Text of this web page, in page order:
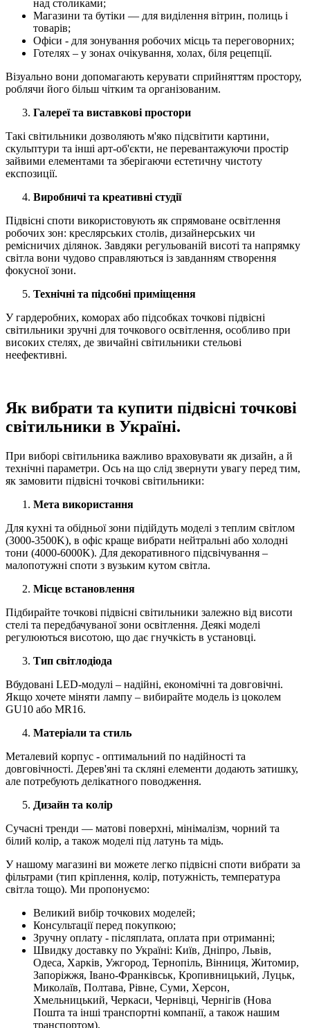
над столиками;
Магазини та бутіки — для виділення вітрин, полиць і
товарів;
Офіси - для зонування робочих місць та переговорних;
Готелях – у зонах очікування, холах, біля рецепції.
Візуально вони допомагають керувати сприйняттям простору,
роблячи його більш чітким та організованим.
Галереї та виставкові простори
Такі світильники дозволяють м'яко підсвітити картини,
скульптури та інші арт-об'єкти, не перевантажуючи простір
зайвими елементами та зберігаючи естетичну чистоту
експозиції.
Виробничі та креативні студії
Підвісні споти використовують як спрямоване освітлення
робочих зон: креслярських столів, дизайнерських чи
ремісничих ділянок. Завдяки регульованій висоті та напрямку
світла вони чудово справляються із завданням створення
фокусної зони.
Технічні та підсобні приміщення
У гардеробних, коморах або підсобках точкові підвісні
світильники зручні для точкового освітлення, особливо при
високих стелях, де звичайні світильники стельові
неефективні.
Як вибрати та купити підвісні точкові
світильники в Україні.
При виборі світильника важливо враховувати як дизайн, а й
технічні параметри. Ось на що слід звернути увагу перед тим,
як замовити підвісні точкові світильники:
Мета використання
Для кухні та обідньої зони підійдуть моделі з теплим світлом
(3000-3500K), в офіс краще вибрати нейтральні або холодні
тони (4000-6000K). Для декоративного підсвічування –
малопотужні споти з вузьким кутом світла.
Місце встановлення
Підбирайте точкові підвісні світильники залежно від висоти
стелі та передбачуваної зони освітлення. Деякі моделі
регулюються висотою, що дає гнучкість в установці.
Тип світлодіода
Вбудовані LED-модулі – надійні, економічні та довговічні.
Якщо хочете міняти лампу – вибирайте модель із цоколем
GU10 або MR16.
Матеріали та стиль
Металевий корпус - оптимальний по надійності та
довговічності. Дерев'яні та скляні елементи додають затишку,
але потребують делікатного поводження.
Дизайн та колір
Сучасні тренди — матові поверхні, мінімалізм, чорний та
білий колір, а також моделі під латунь та мідь.
У нашому магазині ви можете легко підвісні споти вибрати за
фільтрами (тип кріплення, колір, потужність, температура
світла тощо). Ми пропонуємо:
Великий вибір точкових моделей;
Консультації перед покупкою;
Зручну оплату - післяплата, оплата при отриманні;
Швидку доставку по Україні: Київ, Дніпро, Львів,
Одеса, Харків, Ужгород, Тернопіль, Вінниця, Житомир,
Запоріжжя, Івано-Франківськ, Кропивницький, Луцьк,
Миколаїв, Полтава, Рівне, Суми, Херсон,
Хмельницький, Черкаси, Чернівці, Чернігів (Нова
Пошта та інші транспортні компанії, а також нашим
транспортом).